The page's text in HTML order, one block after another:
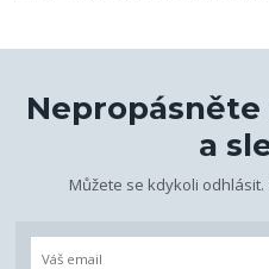
a
Můžete se kdykoli